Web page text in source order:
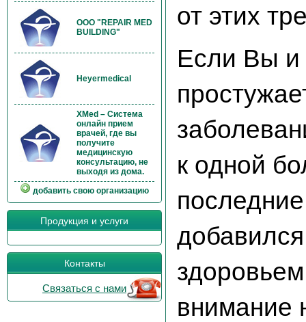
OOO "REPAIR MED
BUILDING"
Heyermedical
XMed – Система
онлайн прием
врачей, где вы
получите
медицинскую
консультацию, не
выходя из дома.
добавить свою организацию
Продукция и услуги
Контакты
Связаться с нами
от этих
Если Вы и
к одной
внимание